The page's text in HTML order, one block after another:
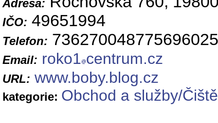
Adresa:
IČO: 49651994
Telefon: 736270048775696025
Email: roko1 centrum.cz
URL: www.boby.blog.cz
kategorie: Obchod a služby/